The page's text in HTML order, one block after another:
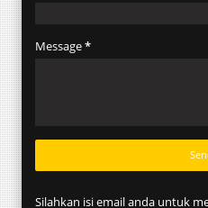
Message*
Silahkan isi email anda untuk